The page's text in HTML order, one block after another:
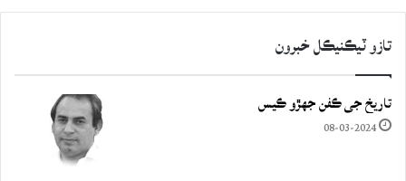
تازو ٽيڪنيڪل خبرون
تاريخ جي ڪفن جھڙو ڪيس
08-03-2024